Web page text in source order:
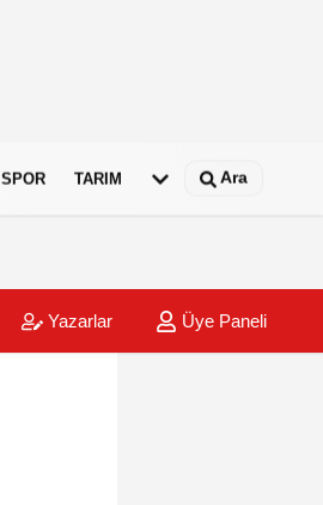
SPOR TARIM Ara
Yazarlar Üye Paneli